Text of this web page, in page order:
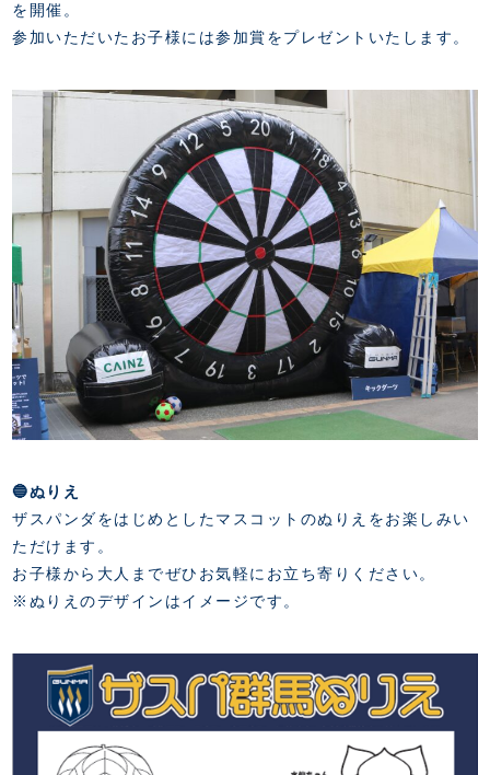
を開催。
参加いただいたお子様には参加賞をプレゼントいたします。
🔵ぬりえ
ザスパンダをはじめとしたマスコットのぬりえをお楽しみい
ただけます。
お子様から大人までぜひお気軽にお立ち寄りください。
※ぬりえのデザインはイメージです。